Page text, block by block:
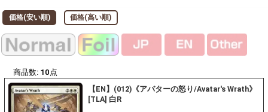
価格(安い順) 価格(高い順)
商品数: 10点
【EN】(012)《アバターの怒り/Avatar's Wrath》
[TLA] 白R